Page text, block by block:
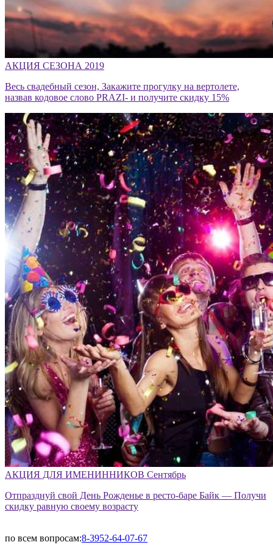
АКЦИЯ СЕЗОНА 2019
Весь свадебный сезон, Закажите прогулку на вертолете,
назвав кодовое слово PRAZI- и получите скидку 15%
АКЦИЯ ДЛЯ ИМЕНИННИКОВ Сентябрь
Отпразднуй свой День Рожденье в ресто-баре Байк — Получи
скидку равную своему возрасту
по всем вопросам:8-3952-64-07-67